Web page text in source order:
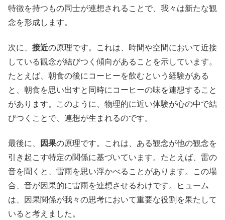
特徴を持つもの同士が連想されることで、我々は新たな観
念を形成します。
次に、 接近の原理です。これは、時間や空間において近接
している観念が結びつく傾向があることを示しています。
たとえば、朝食の後にコーヒーを飲むという経験がある
と、朝食を思い出すと同時にコーヒーの味を連想すること
があります。このように、物理的に近い体験が心の中で結
びつくことで、連想が生まれるのです。
最後に、 因果の原理です。これは、ある観念が他の観念を
引き起こす特定の関係に基づいています。たとえば、雷の
音を聞くと、雷雨を思い浮かべることがあります。この場
合、音が因果的に雷雨を連想させるわけです。ヒューム
は、因果関係が我々の思考において重要な役割を果たして
いると考えました。